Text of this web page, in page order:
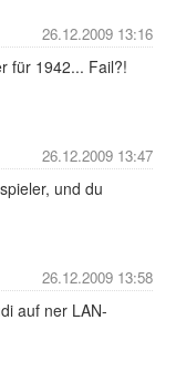
26.12.2009 13:16
für 1942... Fail?!
26.12.2009 13:47
und du
26.12.2009 13:58
auf ner LAN-